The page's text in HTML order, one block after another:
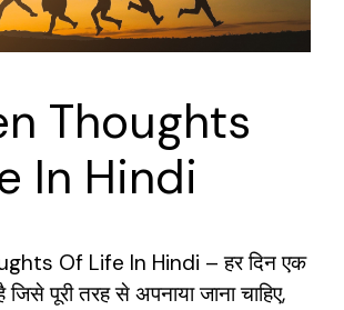
Thoughts
In Hindi
Of Life In Hindi – हर दिन एक
पूरी तरह से अपनाया जाना चाहिए,